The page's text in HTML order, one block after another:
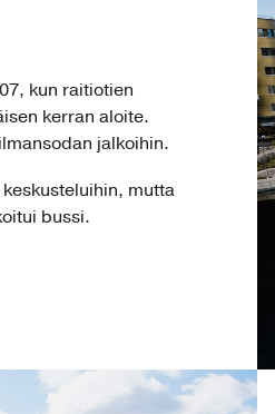
kun raitiotien
kerran aloite.
jalkoihin.
mutta
bussi.